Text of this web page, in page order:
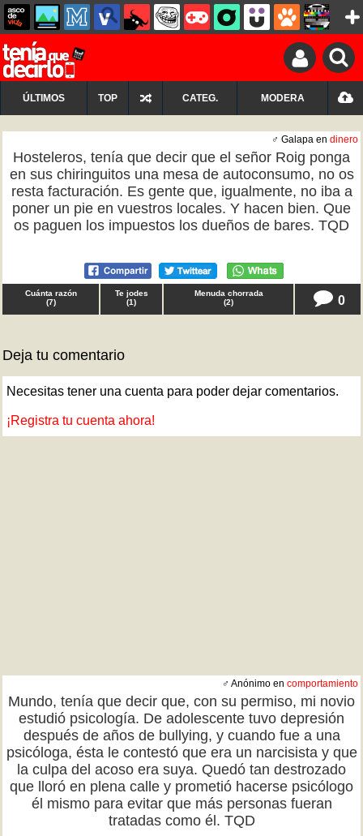
ÚLTIMOS TOP CATEG. MODERA
♂ Galapa en dinero
Hosteleros, tenía que decir que el señor Roig ponga
en sus chiringuitos una mesa de autoconsumo, no os
resta facturación. Es gente que, igualmente, no iba a
poner un pie en vuestros locales. Y hacen bien. Que
os paguen los impuestos los dueños de bares. TQD
Cuánta razón
(7)
Te jodes
(1)
Menuda chorrada
(2) 0
Deja tu comentario
Necesitas tener una cuenta para poder dejar comentarios.
¡Registra tu cuenta ahora!
♂ Anónimo en comportamiento
Mundo, tenía que decir que, con su permiso, mi novio
estudió psicología. De adolescente tuvo depresión
después de años de bullying, y cuando fue a una
psicóloga, ésta le contestó que era un narcisista y que
la culpa del acoso era suya. Quedó tan destrozado
que lloró en plena calle y prometió hacerse psicólogo
él mismo para evitar que más personas fueran
tratadas como él. TQD